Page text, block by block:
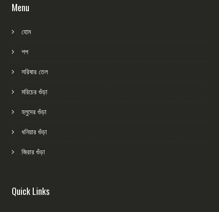
Menu
হোম
শপ
সরিষার তেল
মরিচের গুঁড়া
হলুদের গুঁড়া
ধনিয়ার গুঁড়া
জিরার গুঁড়া
Quick Links